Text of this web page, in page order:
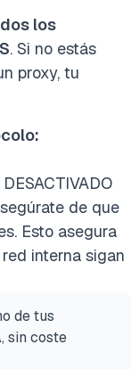
los
. Si no estás
proxy, tu
DESACTIVADO
de que
Esto asegura
interna sigan
de tus
sin coste